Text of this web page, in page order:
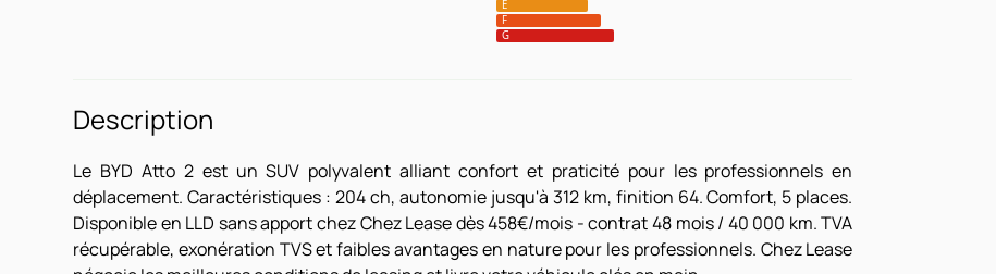
E
F
G
Description
Le BYD Atto 2 est un SUV polyvalent alliant confort et praticité pour les professionnels en
déplacement. Caractéristiques : 204 ch, autonomie jusqu'à 312 km, finition 64. Comfort, 5 places.
Disponible en LLD sans apport chez Chez Lease dès 458€/mois - contrat 48 mois / 40 000 km. TVA
récupérable, exonération TVS et faibles avantages en nature pour les professionnels. Chez Lease